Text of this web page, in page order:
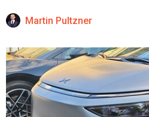
DALŠÍ
Martin Pultzner